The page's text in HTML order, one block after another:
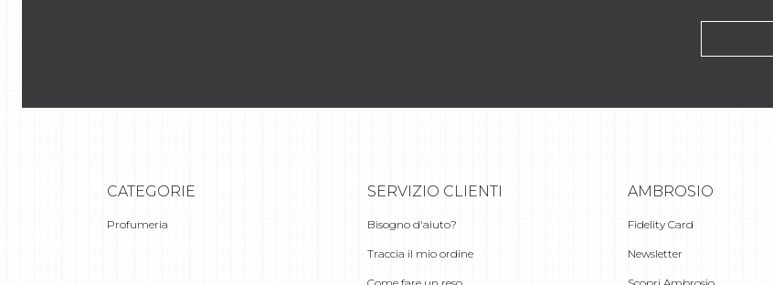
CATEGORIE
Profumeria
SERVIZIO CLIENTI
Bisogno d'aiuto?
Traccia il mio ordine
AMBROSIO
Fidelity Card
Newsletter